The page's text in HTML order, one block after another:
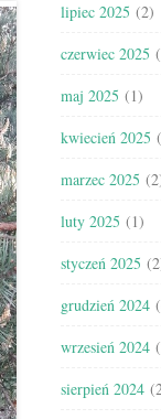
lipiec 2025 (2)
czerwiec 2025
maj 2025 (1)
kwiecień 2025
marzec 2025
luty 2025 (1)
styczeń 2025
grudzień 2024
wrzesień 2024
sierpień 2024